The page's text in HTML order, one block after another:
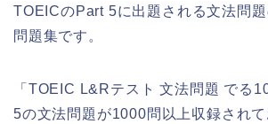
TOEICのPart 5に出題される文法問
問題集です。
「TOEIC L&Rテスト 文法問題 でる
5の文法問題が1000問以上収録され